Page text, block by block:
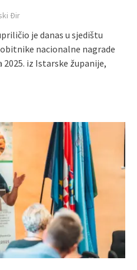
Đir
je danas u sjedištu
nacionalne nagrade
iz Istarske županije,